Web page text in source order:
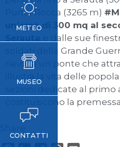
Punta Rocca (3265 m)
un’area di 300 mq al
e dalle sue
soldati della Grande
rievoca un ponte che
illustra la vita delle
sezioni dedicate al
costituiscono la
METEO
MUSEO
CONTATTI